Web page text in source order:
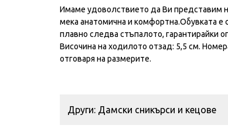
Имаме удоволствието да Ви представим
мека анатомична и комфортна.Обувката е
плавно следва стъпалото, гарантирайки
Други: Дамски сникърси и кецове